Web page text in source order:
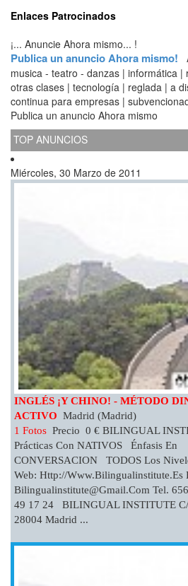
Enlaces Patrocinados
¡... Anuncie Ahora mismo... !
Publica un anuncio Ahora mismo!
musica - teatro - danzas | informática |
otras clases | tecnología | reglada | a
continua para empresas |
Publica un anuncio Ahora mismo
TOP ANUNCIOS
Miércoles, 30 Marzo de 2011
INGLÉS ¡Y CHINO! - MÉTODO
ACTIVO Madrid (Madrid)
1 Fotos Precio 0 € BILINGUAL
Prácticas Con NATIVOS Énfasis En
CONVERSACION TODOS Los
Web: Http://www.bilingualinstitute.es
Bilingualinstitute@gmail.com Tel.
49 17 24 BILINGUAL INSTITUTE C/
28004 Madrid ...